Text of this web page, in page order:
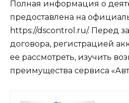
Полная информация о
предоставлена на
https://dscontrol.ru/. Перед
договора, регистрацией
ее рассмотреть, изучить
преимущества сервиса